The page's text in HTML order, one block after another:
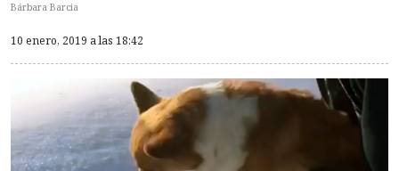
Bárbara Barcia
10 enero, 2019 a las 18:42